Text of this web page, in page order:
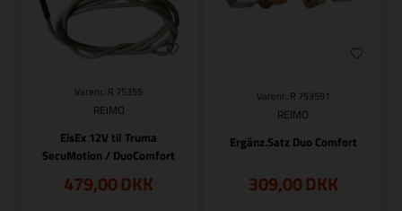
Varenr.: R 75355
REIMO
EisEx 12V til Truma
SecuMotion / DuoComfort
479,00DKK
Varenr.: R 753591
REIMO
Ergänz.Satz Duo Comfort
309,00DKK